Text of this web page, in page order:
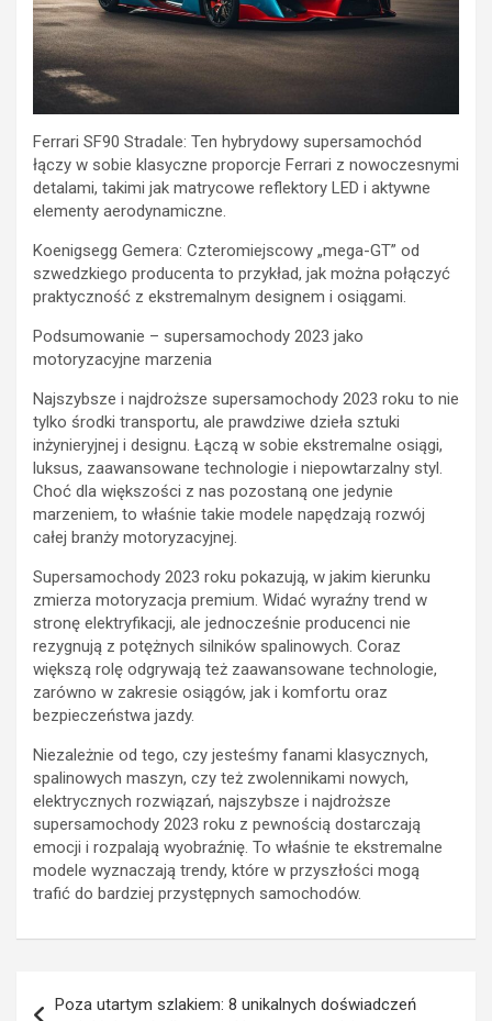
Ferrari SF90 Stradale: Ten hybrydowy supersamochód
łączy w sobie klasyczne proporcje Ferrari z nowoczesnymi
detalami, takimi jak matrycowe reflektory LED i aktywne
elementy aerodynamiczne.
Koenigsegg Gemera: Czteromiejscowy „mega-GT” od
szwedzkiego producenta to przykład, jak można połączyć
praktyczność z ekstremalnym designem i osiągami.
Podsumowanie – supersamochody 2023 jako
motoryzacyjne marzenia
Najszybsze i najdroższe supersamochody 2023 roku to nie
tylko środki transportu, ale prawdziwe dzieła sztuki
inżynieryjnej i designu. Łączą w sobie ekstremalne osiągi,
luksus, zaawansowane technologie i niepowtarzalny styl.
Choć dla większości z nas pozostaną one jedynie
marzeniem, to właśnie takie modele napędzają rozwój
całej branży motoryzacyjnej.
Supersamochody 2023 roku pokazują, w jakim kierunku
zmierza motoryzacja premium. Widać wyraźny trend w
stronę elektryfikacji, ale jednocześnie producenci nie
rezygnują z potężnych silników spalinowych. Coraz
większą rolę odgrywają też zaawansowane technologie,
zarówno w zakresie osiągów, jak i komfortu oraz
bezpieczeństwa jazdy.
Niezależnie od tego, czy jesteśmy fanami klasycznych,
spalinowych maszyn, czy też zwolennikami nowych,
elektrycznych rozwiązań, najszybsze i najdroższe
supersamochody 2023 roku z pewnością dostarczają
emocji i rozpalają wyobraźnię. To właśnie te ekstremalne
modele wyznaczają trendy, które w przyszłości mogą
trafić do bardziej przystępnych samochodów.
Poza utartym szlakiem: 8 unikalnych doświadczeń